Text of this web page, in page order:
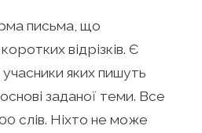
письма, що
відрізків. Є
яких пишуть
основі заданої теми. Все
слів. Ніхто не може